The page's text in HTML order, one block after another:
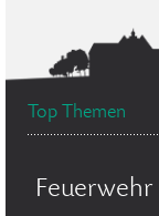
Top Themen
Feuerwehr